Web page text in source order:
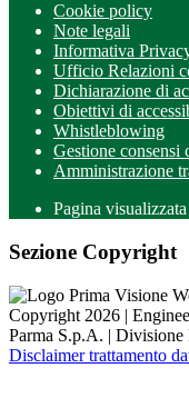
Cookie policy
Note legali
Informativa
Ufficio Relazioni
Dichiarazione di
Obiettivi di
Whistleblowing
Gestione consensi
Amministrazione
Pagina visualizzata
Sezione Copyright
Copyright 2026 |
Parma S.p.A. |
Disclaimer trattamento